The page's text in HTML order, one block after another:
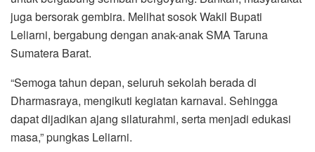
juga bersorak gembira. Melihat sosok Wakil Bupati
Leliarni, bergabung dengan anak-anak SMA Taruna
Sumatera Barat.
“Semoga tahun depan, seluruh sekolah berada di
Dharmasraya, mengikuti kegiatan karnaval. Sehingga
dapat dijadikan ajang silaturahmi, serta menjadi edukasi
masa,” pungkas Leliarni.